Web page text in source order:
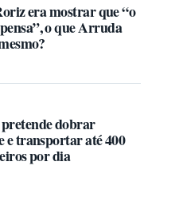
era mostrar que “o
o que Arruda
dobrar
e transportar até 400
por dia